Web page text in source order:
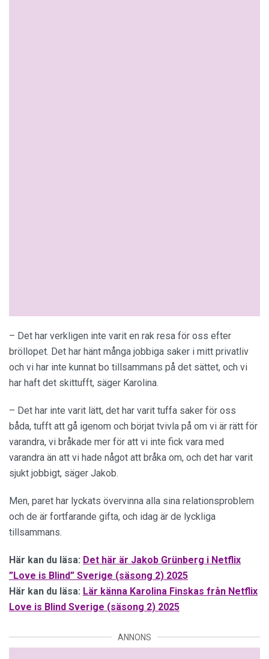
– Det har verkligen inte varit en rak resa för oss efter
bröllopet. Det har hänt många jobbiga saker i mitt privatliv
och vi har inte kunnat bo tillsammans på det sättet, och vi
har haft det skittufft, säger Karolina.
– Det har inte varit lätt, det har varit tuffa saker för oss
båda, tufft att gå igenom och börjat tvivla på om vi är rätt för
varandra, vi bråkade mer för att vi inte fick vara med
varandra än att vi hade något att bråka om, och det har varit
sjukt jobbigt, säger Jakob.
Men, paret har lyckats övervinna alla sina relationsproblem
och de är fortfarande gifta, och idag är de lyckliga
tillsammans.
Här kan du läsa: Det här är Jakob Grünberg i Netflix
”Love is Blind” Sverige (säsong 2) 2025
Här kan du läsa: Lär känna Karolina Finskas från Netflix
Love is Blind Sverige (säsong 2) 2025
ANNONS